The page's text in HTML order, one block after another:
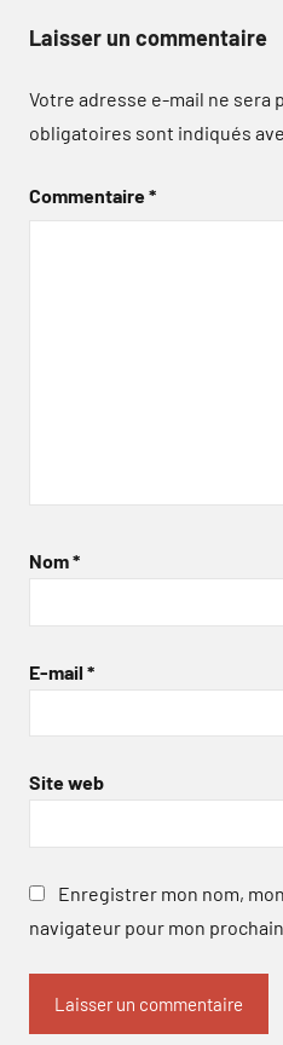
Laisser un commentaire
Votre adresse e-mail ne sera
obligatoires sont indiqués
Commentaire*
Nom*
E-mail *
Site web
Enregistrer mon nom,
navigateur pour mon